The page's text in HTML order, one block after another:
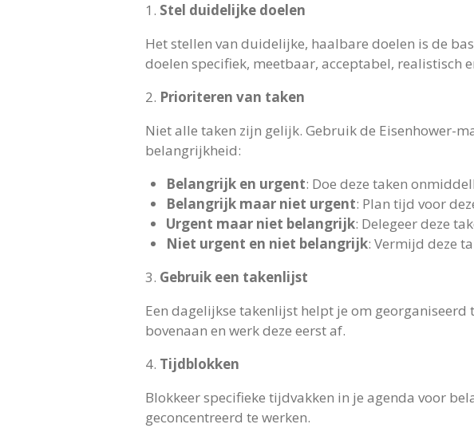
1. Stel duidelijke doelen
Het stellen van duidelijke, haalbare doelen is de
doelen specifiek, meetbaar, acceptabel, realistisch
2. Prioriteren van taken
Niet alle taken zijn gelijk. Gebruik de Eisenhower-
belangrijkheid:
Belangrijk en urgent: Doe deze taken
Belangrijk maar niet urgent: Plan tijd voor
Urgent maar niet belangrijk: Delegeer deze
Niet urgent en niet belangrijk: Vermijd deze
3. Gebruik een takenlijst
Een dagelijkse takenlijst helpt je om
bovenaan en werk deze eerst af.
4. Tijdblokken
Blokkeer specifieke tijdvakken in je agenda voor
geconcentreerd te werken.